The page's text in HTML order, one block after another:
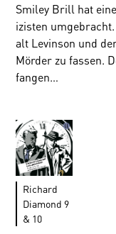
Smiley Brill hat
izisten
alt Levinson und
Mörder zu fassen.
fangen…
Richard
Diamond 9
& 10